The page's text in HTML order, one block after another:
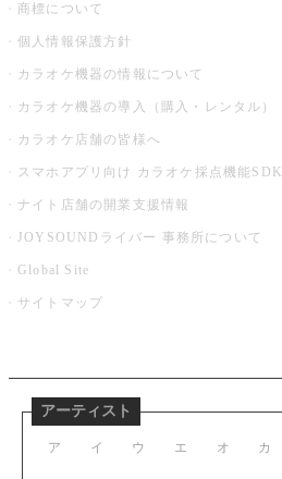
商標について
個人情報保護方針
カラオケ機器の情報について
カラオケ機器の導入（購入・レンタル）
カラオケ店舗の皆様へ
スマホアプリ向け カラオケ採点機能SDK
ナイト店舗の開業支援情報
JOYSOUNDライバー 事務所について
Global Site
サイトマップ
アーティスト
ア イ ウ エ オ カ